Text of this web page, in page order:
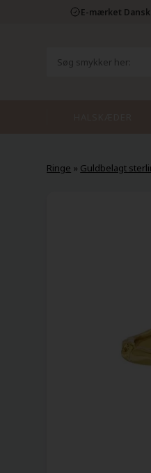
E-mærket
Ringe » Guldbelagt